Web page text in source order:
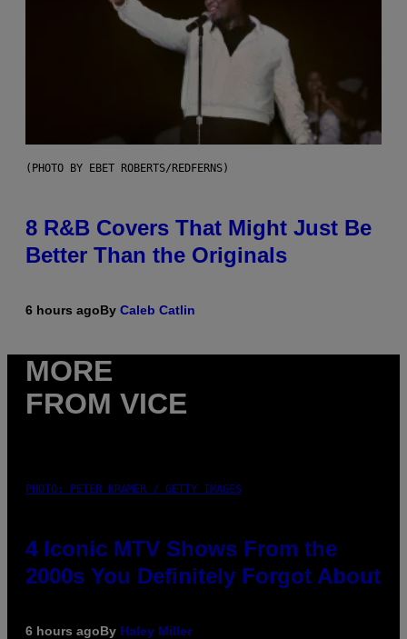
(PHOTO BY EBET ROBERTS/REDFERNS)
8 R&B Covers That Might Just Be
Better Than the Originals
6 hours agoBy Caleb Catlin
MORE
FROM VICE
PHOTO: PETER KRAMER / GETTY IMAGES
4 Iconic MTV Shows From the
2000s You Definitely Forgot About
6 hours agoBy Haley Miller